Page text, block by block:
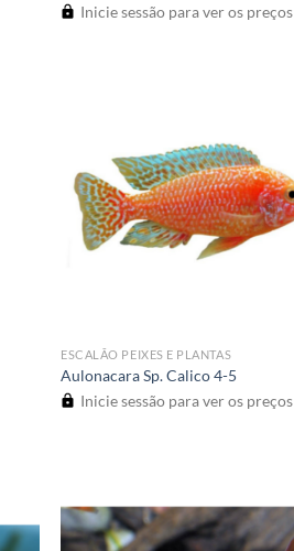
Inicie sessão para ver os preços
ESCALÃO PEIXES E PLANTAS
Aulonacara Sp. Calico 4-5
Inicie sessão para ver os preços